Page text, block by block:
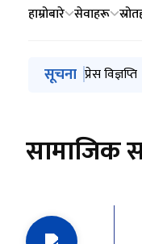
हाम्रोबारे सेवाहरू
मुख्य नेभिगेसनमा जानुहोस्
सूचना प्रेस विज्ञप्ति
प्रेस विज्ञप्ति
प्रेस विज्ञप्ति
सामाजिक
प्रेस विज्ञप्ति
सामाजिक